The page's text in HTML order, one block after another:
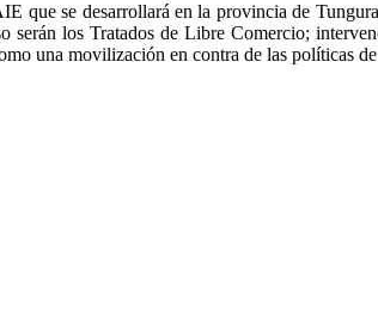
se desarrollará en la provincia de
serán los Tratados de Libre Comercio;
una movilización en contra de las políticas